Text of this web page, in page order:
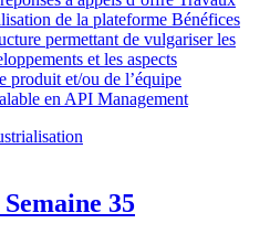
de la plateforme Bénéfices
permettant de vulgariser les
et les aspects
produit et/ou de l’équipe
en API Management
35